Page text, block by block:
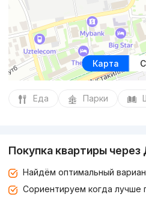
Карта
Еда Парки
Покупка квартиры
Найдём оптимальный
Сориентируем когда лучше